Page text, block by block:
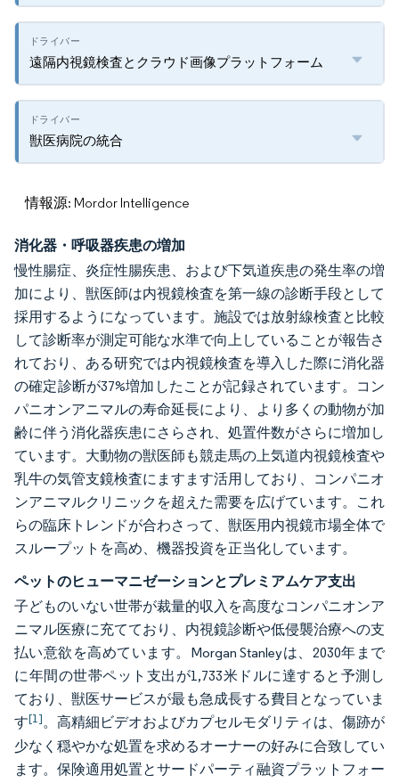
遠隔内視鏡検査とクラウド画像プラットフォーム
獣医病院の統合
情報源: Mordor Intelligence
消化器・呼吸器疾患の増加
慢性腸症、炎症性腸疾患、および下気道疾患の発生率の増
加により、獣医師は内視鏡検査を第一線の診断手段として
採用するようになっています。施設では放射線検査と比較
して診断率が測定可能な水準で向上していることが報告さ
れており、ある研究では内視鏡検査を導入した際に消化器
の確定診断が37%増加したことが記録されています。コン
パニオンアニマルの寿命延長により、より多くの動物が加
齢に伴う消化器疾患にさらされ、処置件数がさらに増加し
ています。大動物の獣医師も競走馬の上気道内視鏡検査や
乳牛の気管支鏡検査にますます活用しており、コンパニオ
ンアニマルクリニックを超えた需要を広げています。これ
らの臨床トレンドが合わさって、獣医用内視鏡市場全体で
スループットを高め、機器投資を正当化しています。
ペットのヒューマニゼーションとプレミアムケア支出
子どものいない世帯が裁量的収入を高度なコンパニオンア
ニマル医療に充てており、内視鏡診断や低侵襲治療への支
払い意欲を高めています。Morgan Stanleyは、2030年まで
に年間の世帯ペット支出が1,733米ドルに達すると予測し
ており、獣医サービスが最も急成長する費目となっていま
す[1]。高精細ビデオおよびカプセルモダリティは、傷跡が
少なく穏やかな処置を求めるオーナーの好みに合致してい
ます。保険適用処置とサードパーティ融資プラットフォー